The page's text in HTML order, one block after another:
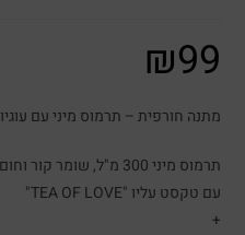
₪99
מתנה חורפית – תרמוס מיני עם
תרמוס מיני 300 מ"ל,
עם טקסט עליו "TEA OF LOVE"
+